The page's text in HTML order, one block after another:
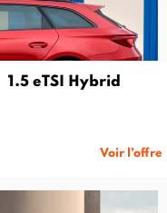
1.5 eTSI Hybrid
Voir l’offre